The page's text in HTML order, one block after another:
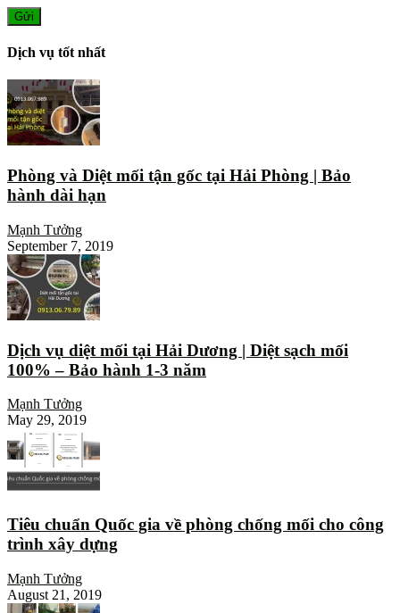
Dịch vụ tốt nhất
Phòng và Diệt mối tận gốc tại Hải Phòng | Bảo
hành dài hạn
Mạnh Tưởng
September 7, 2019
Dịch vụ diệt mối tại Hải Dương | Diệt sạch mối
100% – Bảo hành 1-3 năm
Mạnh Tưởng
May 29, 2019
Tiêu chuẩn Quốc gia về phòng chống mối cho công
trình xây dựng
Mạnh Tưởng
August 21, 2019